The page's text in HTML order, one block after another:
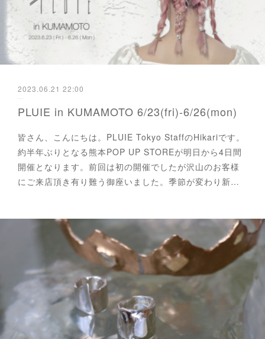
2023.06.21 22:00
PLUIE in KUMAMOTO 6/23(fri)-6/26(mon)
皆さん、こんにちは。PLUIE Tokyo StaffのHikariです。
約半年ぶりとなる熊本POP UP STOREが明日から4日間
開催となります。前回は初の開催でしたが沢山のお客様
にご来店頂き有り難う御座いました。季節が変わり新…